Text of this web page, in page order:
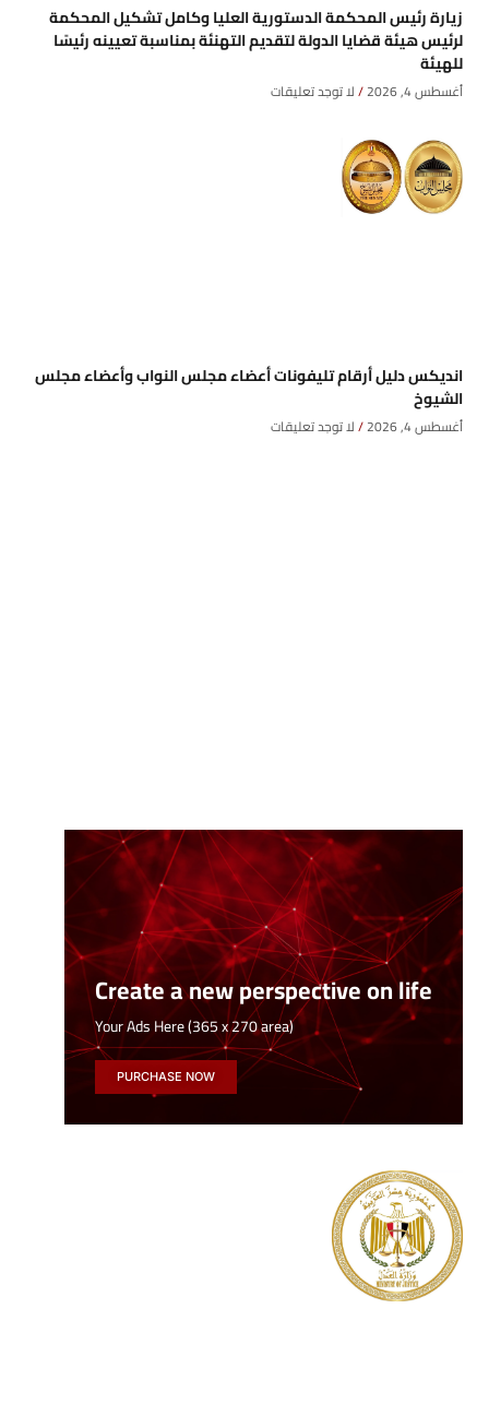
زيارة رئيس المحكمة الدستورية العليا وكامل تشكيل المحكمة
لرئيس هيئة قضايا الدولة لتقديم التهنئة بمناسبة تعيينه رئيسًا
للهيئة
أغسطس 4, 2026 لا توجد تعليقات
انديكس دليل أرقام تليفونات أعضاء مجلس النواب وأعضاء مجلس
الشيوخ
أغسطس 4, 2026 لا توجد تعليقات
Create a new perspective on life
Your Ads Here (365 x 270 area)
PURCHASE NOW